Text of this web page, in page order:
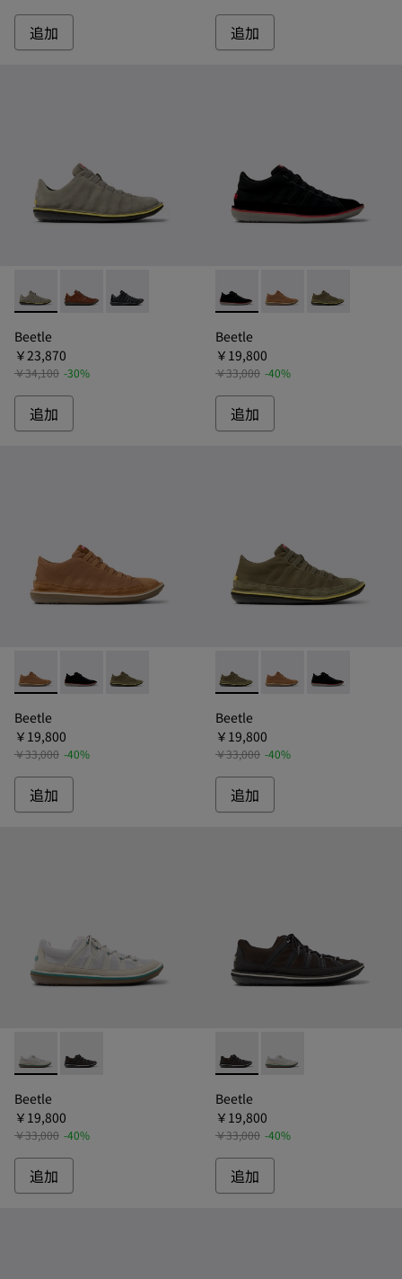
追加 追加
Beetle - 18751-109 - ビートル カジュアルシューズ メンズ
Beetle - 18751-049
Beetle - 18751-048
Beetle
￥23,870
￥34,100 -30%
追加
Beetle - 36791-080 - ビー
Beetle - 36791-081 -
Beetle -
Beetle
￥19,800
￥33,000 -40%
追加
Beetle - 36791-081 - ビートル ハイカットシューズ メンズ
Beetle - 36791-080 - ビートル ハイカットシューズ
Beetle - 36791-079 - ビートル ハイカットシ
Beetle
￥19,800
￥33,000 -40%
追加
Beetle - 36791-079 - ビー
Beetle - 36791-081 -
Beetle -
Beetle
￥19,800
￥33,000 -40%
追加
Beetle - K101096-002 - ビートル カジュアルシューズ メン
Beetle - K101096-001 - ビートル カジュアルシュー
Beetle
￥19,800
￥33,000 -40%
追加
Beetle - K101096-001 - ビ
Beetle - K101096-
Beetle
￥19,800
￥33,000 -40%
追加